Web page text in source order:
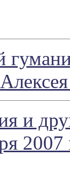
и
2007